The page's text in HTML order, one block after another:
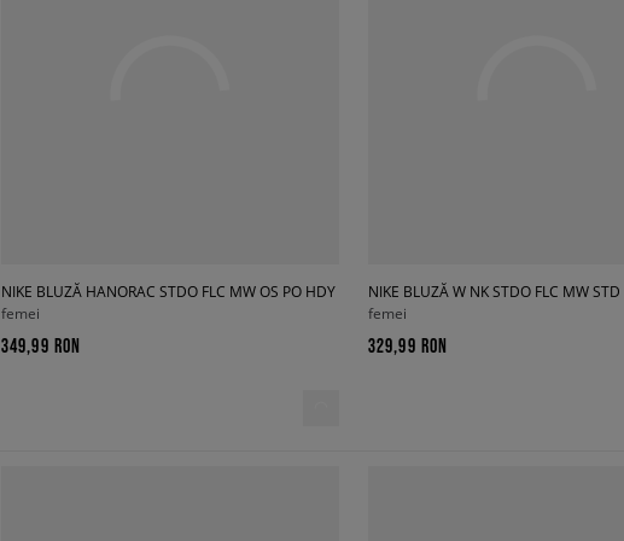
NIKE BLUZĂ HANORAC STDO FLC MW OS PO HDY
femei
349,99 RON
NIKE BLUZĂ W NK STDO FLC MW STD
femei
329,99 RON